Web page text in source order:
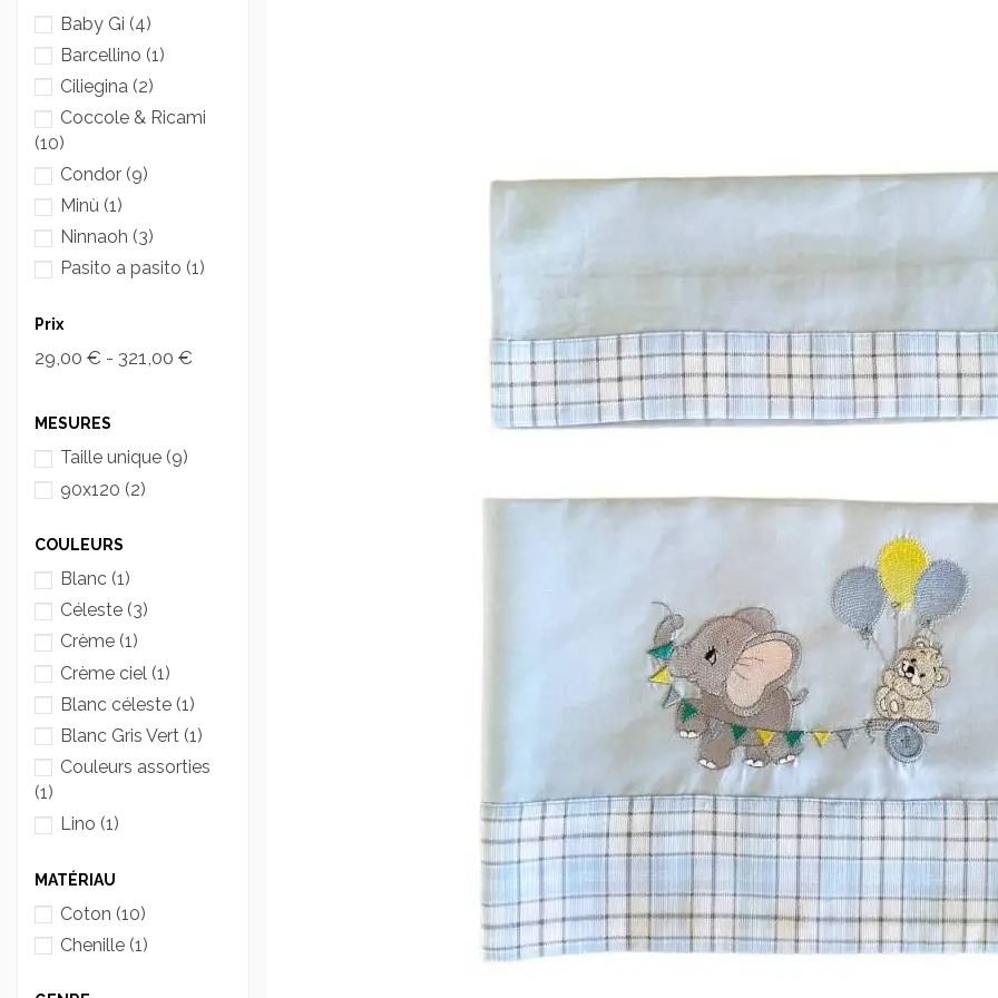
Baby Gi (4)
Barcellino (1)
Ciliegina (2)
Coccole & Ricami
(10)
Condor (9)
Minù (1)
Ninnaoh (3)
Pasito a pasito (1)
Prix
29,00 € - 321,00 €
MESURES
Taille unique (9)
90x120 (2)
COULEURS
Blanc (1)
Céleste (3)
Crème (1)
Crème ciel (1)
Blanc céleste (1)
Blanc Gris Vert (1)
Couleurs assorties
(1)
Lino (1)
MATÉRIAU
Coton (10)
Chenille (1)